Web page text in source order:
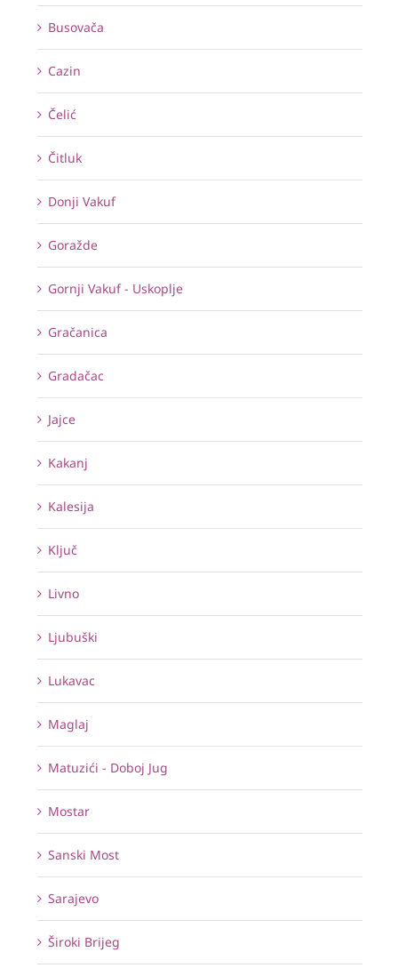
Busovača
Cazin
Čelić
Čitluk
Donji Vakuf
Goražde
Gornji Vakuf - Uskoplje
Gračanica
Gradačac
Jajce
Kakanj
Kalesija
Ključ
Livno
Ljubuški
Lukavac
Maglaj
Matuzići - Doboj Jug
Mostar
Sanski Most
Sarajevo
Široki Brijeg